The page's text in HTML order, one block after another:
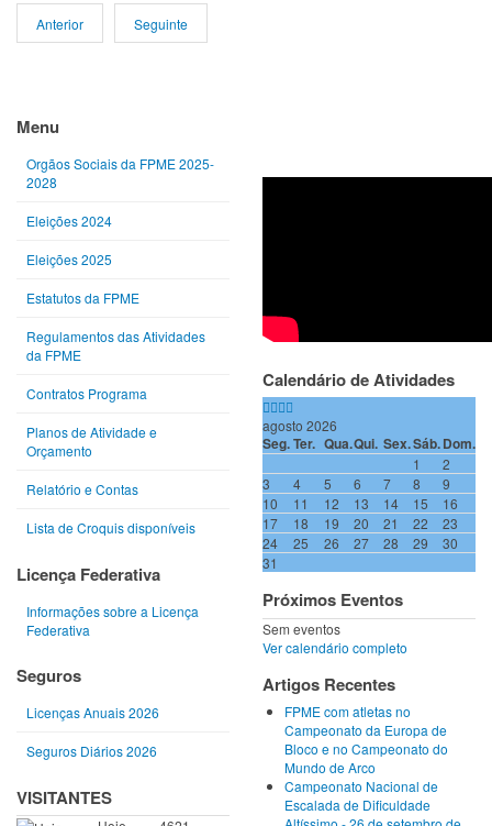
Anterior Seguinte
Menu
Orgãos Sociais da FPME 2025-
2028
Eleições 2024
Eleições 2025
Estatutos da FPME
Regulamentos das Atividades
da FPME
Contratos Programa
Planos de Atividade e
Orçamento
Relatório e Contas
Lista de Croquis disponíveis
Licença Federativa
Informações sobre a Licença
Federativa
Seguros
Licenças Anuais 2026
Seguros Diários 2026
VISITANTES
Calendário de Atividades
agosto 2026
Seg.Ter. Qua.Qui. Sex.Sáb.Dom.
1
2
3
4 5 6 7 8
9
10
11 12 13 14 15
16
17
18 19 20 21 22
23
24
25 26 27 28 29
30
31
Próximos Eventos
Sem eventos
Ver calendário completo
Artigos Recentes
FPME com atletas no
Campeonato da Europa de
Bloco e no Campeonato do
Mundo de Arco
Campeonato Nacional de
Escalada de Dificuldade